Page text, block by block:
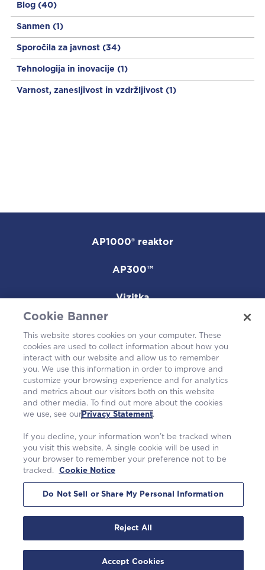
Blog (40)
Sanmen (1)
Sporočila za javnost (34)
Tehnologija in inovacije (1)
Varnost, zanesljivost in vzdržljivost (1)
AP1000® reaktor
AP300™
Vizitka
Smo del skupnosti
©2026 Westinghouse Electric Company LLC. |Izjava o zasebnosti
Pogoji uporabe| Obvestilo o piškotkih
Cookie Banner
This website stores cookies on your computer. These
cookies are used to collect information about how you
interact with our website and allow us to remember
you. We use this information in order to improve and
customize your browsing experience and for analytics
and metrics about our visitors both on this website
and other media. To find out more about the cookies
we use, see our Privacy Statement.
If you decline, your information won’t be tracked when
you visit this website. A single cookie will be used in
your browser to remember your preference not to be
tracked.
Cookie Notice
Do Not Sell or Share My Personal Information
Reject All
Accept Cookies